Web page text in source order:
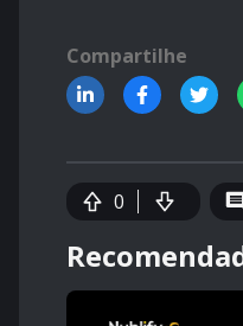
Compartilhe
0